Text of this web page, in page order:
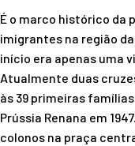
É o marco histórico da
imigrantes na região
início era apenas uma
Atualmente duas
às 39 primeiras
Prússia Renana em
colonos na praça